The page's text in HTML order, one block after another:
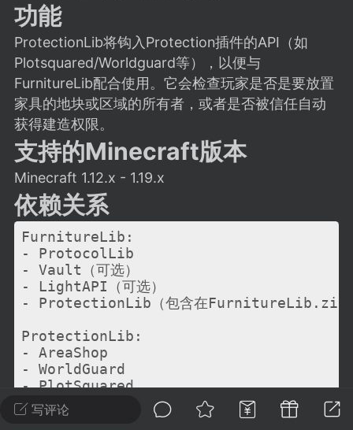
潮涌核心
永久赞助者
11-27 02:06
电脑端 社区规则
议贴】SodaMC 的改进与建议 🧃
社区的建议&反馈板块，欢迎每
在这里畅所欲言，提出你对 社区功能、
、管理方式等方面 的任何想法！...
11 5.9k
潮涌核心
永久赞助者
24 23:37
电脑端 整合包分享
反馈你遇到的问题 以及 你期望的功能等
不方便可尝试通过邮箱与作者进行反馈
写评论
功能
ProtectionLib将钩入Protection插件的API（如
Plotsquared/Worldguard等），以便与
FurnitureLib配合使用。它会检查玩家是否是要放置
家具的地块或区域的所有者，或者是否被信任自动
获得建造权限。
支持的Minecraft版本
Minecraft 1.12.x - 1.19.x
依赖关系
FurnitureLib:
- ProtocolLib
- Vault（可选）
- LightAPI（可选）
- ProtectionLib（包含在FurnitureLib.zip
ProtectionLib:
- AreaShop
- WorldGuard
- PlotSquared
- IslandWorld
- Towny